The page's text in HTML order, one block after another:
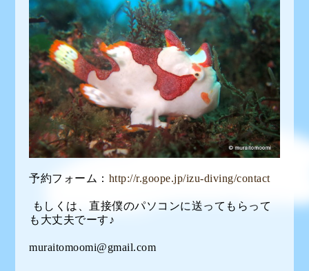
予約フォーム： http://r.goope.jp/izu-diving/contact
もしくは、直接僕のパソコンに送ってもらって
も大丈夫でーす♪
muraitomoomi@gmail.com